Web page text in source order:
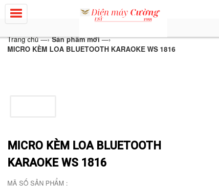
Trang chủ—› Sản phẩm mới—›
MICRO KÈM LOA BLUETOOTH KARAOKE WS 1816
MICRO KÈM LOA BLUETOOTH
KARAOKE WS 1816
MÃ SỐ SẢN PHẨM :